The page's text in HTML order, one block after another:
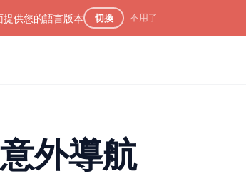
提供您的語言版本 切換 不用了
外導航